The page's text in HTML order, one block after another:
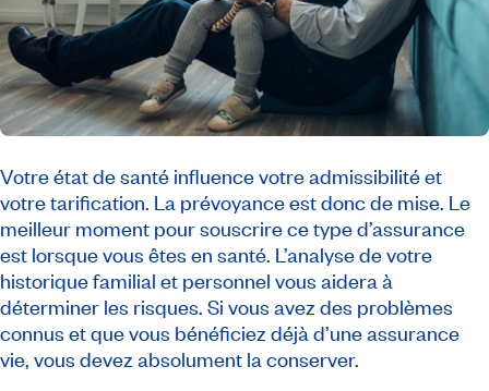
Votre état de santé influence votre admissibilité et
votre tarification. La prévoyance est donc de mise. Le
meilleur moment pour souscrire ce type d’assurance
est lorsque vous êtes en santé. L’analyse de votre
historique familial et personnel vous aidera à
déterminer les risques. Si vous avez des problèmes
connus et que vous bénéficiez déjà d’une assurance
vie, vous devez absolument la conserver.